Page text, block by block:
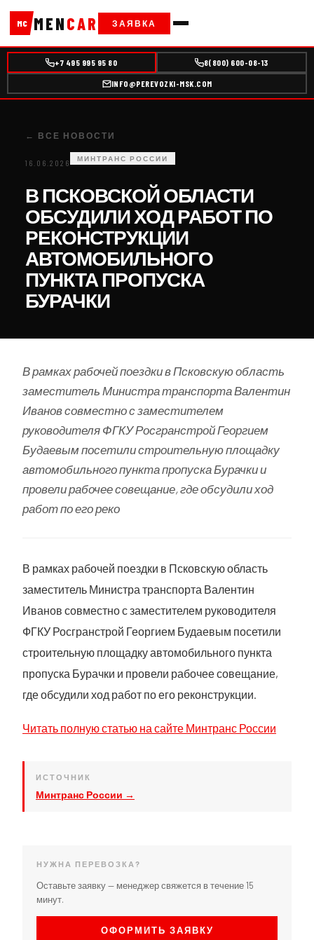
MC MENCAR ЗАЯВКА
+7 495 995 95 80 8(800) 600-08-13
INFO@PEREVOZKI-MSK.COM
← ВСЕ НОВОСТИ
16.06.2026 МИНТРАНС РОССИИ
В ПСКОВСКОЙ ОБЛАСТИ
ОБСУДИЛИ ХОД РАБОТ ПО
РЕКОНСТРУКЦИИ
АВТОМОБИЛЬНОГО
ПУНКТА ПРОПУСКА
БУРАЧКИ
В рамках рабочей поездки в Псковскую область
заместитель Министра транспорта Валентин
Иванов совместно с заместителем
руководителя ФГКУ Росгранстрой Георгием
Будаевым посетили строительную площадку
автомобильного пункта пропуска Бурачки и
провели рабочее совещание, где обсудили ход
работ по его реко
В рамках рабочей поездки в Псковскую область
заместитель Министра транспорта Валентин
Иванов совместно с заместителем руководителя
ФГКУ Росгранстрой Георгием Будаевым посетили
строительную площадку автомобильного пункта
пропуска Бурачки и провели рабочее совещание,
где обсудили ход работ по его реконструкции.
Читать полную статью на сайте Минтранс России
ИСТОЧНИК
Минтранс России →
НУЖНА ПЕРЕВОЗКА?
Оставьте заявку — менеджер свяжется в течение 15
минут.
ОФОРМИТЬ ЗАЯВКУ